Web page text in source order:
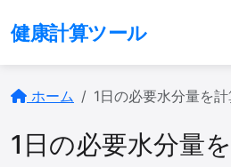
健康計算ツール
ホーム 1日の必要水分量を
1日の必要水分量